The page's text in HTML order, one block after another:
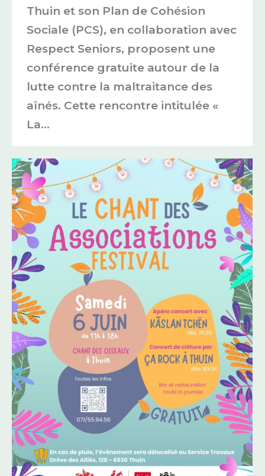
Thuin et son Plan de Cohésion
Sociale (PCS), en collaboration avec
Respect Seniors, proposent une
conférence gratuite autour de la
lutte contre la maltraitance des
aînés. Cette rencontre intitulée «
La…